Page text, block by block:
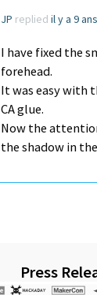
JP replied il y a 9
I have fixed the
forehead.
It was easy with
CA glue.
Now the
the shadow in
Press